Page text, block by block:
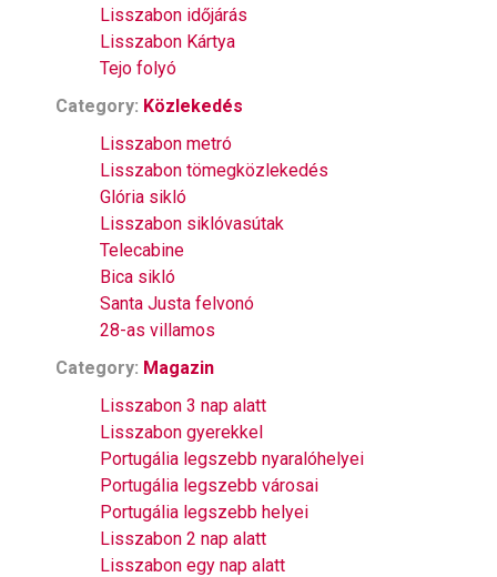
Lisszabon időjárás
Lisszabon Kártya
Tejo folyó
Category: Közlekedés
Lisszabon metró
Lisszabon tömegközlekedés
Glória sikló
Lisszabon siklóvasútak
Telecabine
Bica sikló
Santa Justa felvonó
28-as villamos
Category: Magazin
Lisszabon 3 nap alatt
Lisszabon gyerekkel
Portugália legszebb nyaralóhelyei
Portugália legszebb városai
Portugália legszebb helyei
Lisszabon 2 nap alatt
Lisszabon egy nap alatt